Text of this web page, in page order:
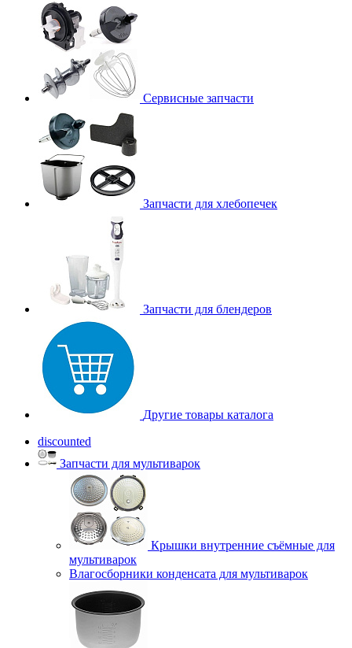
Сервисные запчасти
Запчасти для хлебопечек
Запчасти для блендеров
Другие товары каталога
discounted
Запчасти для мультиварок
Крышки внутренние съёмные для
мультиварок
Влагосборники конденсата для мультиварок